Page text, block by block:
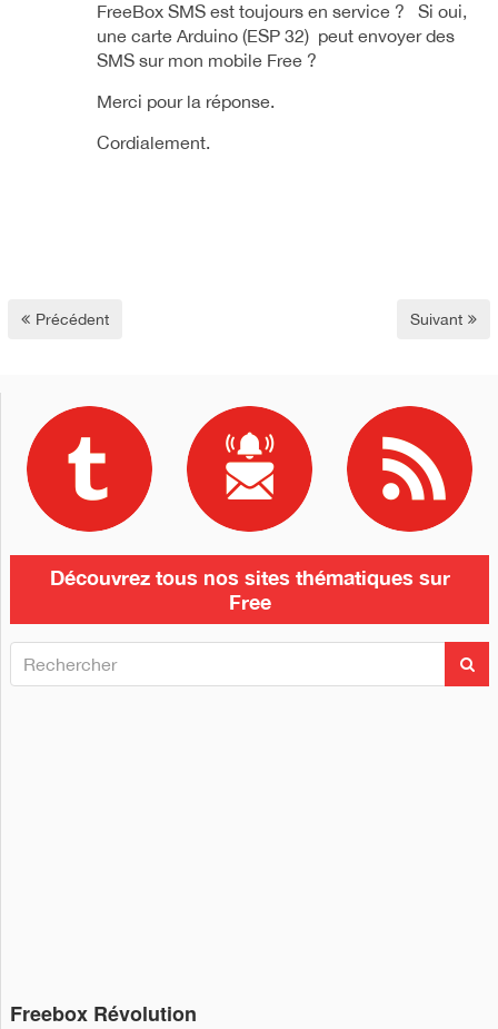
FreeBox SMS est toujours en service ? Si oui,
une carte Arduino (ESP 32) peut envoyer des
SMS sur mon mobile Free ?
Merci pour la réponse.
Cordialement.
Précédent Suivant
Découvrez tous nos sites thématiques sur
Free
Freebox Révolution